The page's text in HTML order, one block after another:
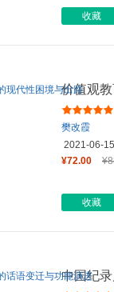
收藏
价值观
樊改霞
2021-06-15
¥72.00
收藏
中国纪